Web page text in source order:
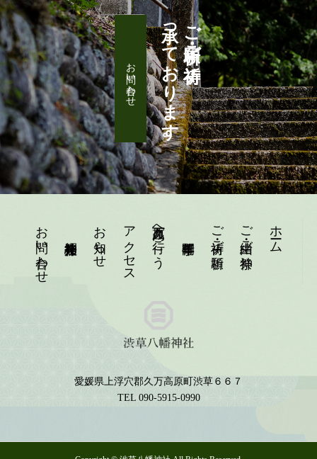
ご祈願・ご祈祷
承っております。
お問い合わせ
ホーム
ご由緒・ご祭神
ご祈祷・ご祈願
久万高原へ行こう
アクセス
お知らせ
お問い合わせ
愛媛県上浮穴郡久万高原町渋草６６７
TEL 090-5915-0990